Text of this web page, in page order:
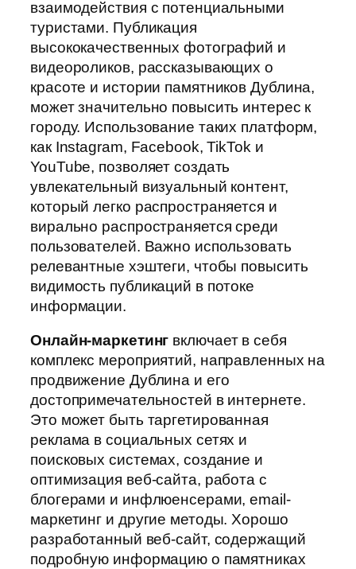
взаимодействия с потенциальными
туристами. Публикация
высококачественных фотографий и
видеороликов, рассказывающих о
красоте и истории памятников Дублина,
может значительно повысить интерес к
городу. Использование таких платформ,
как Instagram, Facebook, TikTok и
YouTube, позволяет создать
увлекательный визуальный контент,
который легко распространяется и
вирально распространяется среди
пользователей. Важно использовать
релевантные хэштеги, чтобы повысить
видимость публикаций в потоке
информации.
Онлайн-маркетинг включает в себя
комплекс мероприятий, направленных на
продвижение Дублина и его
достопримечательностей в интернете.
Это может быть таргетированная
реклама в социальных сетях и
поисковых системах, создание и
оптимизация веб-сайта, работа с
блогерами и инфлюенсерами, email-
маркетинг и другие методы. Хорошо
разработанный веб-сайт, содержащий
подробную информацию о памятниках